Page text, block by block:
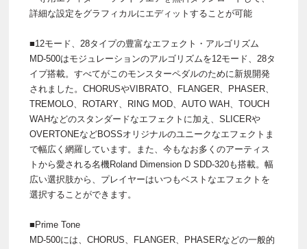
詳細な設定をグラフィカルにエディットすることが可能
■12モード、28タイプの豊富なエフェクト・アルゴリズム
MD-500はモジュレーションのアルゴリズムを12モード、28タ
イプ搭載。すべてがこのモンスターペダルのために新規開発
されました。CHORUSやVIBRATO、FLANGER、PHASER、
TREMOLO、ROTARY、RING MOD、AUTO WAH、TOUCH
WAHなどのスタンダードなエフェクトに加え、SLICERや
OVERTONEなどBOSSオリジナルのユニークなエフェクトま
で幅広く網羅しています。また、今もなお多くのアーティス
トから愛される名機Roland Dimension D SDD-320も搭載。幅
広い選択肢から、プレイヤーはいつもベストなエフェクトを
選択することができます。
■Prime Tone
MD-500には、CHORUS、FLANGER、PHASERなどの一般的